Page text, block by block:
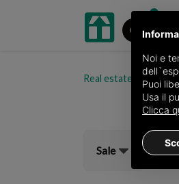
Real estate portal
Sale
Noi e
Puoi
Usa il
Clicca